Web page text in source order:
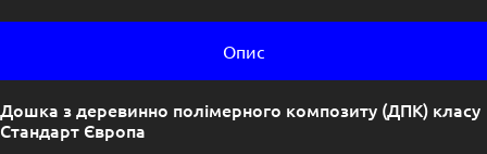
Опис
Дошка з деревинно полімерного композиту (ДПК) класу
Стандарт Європа